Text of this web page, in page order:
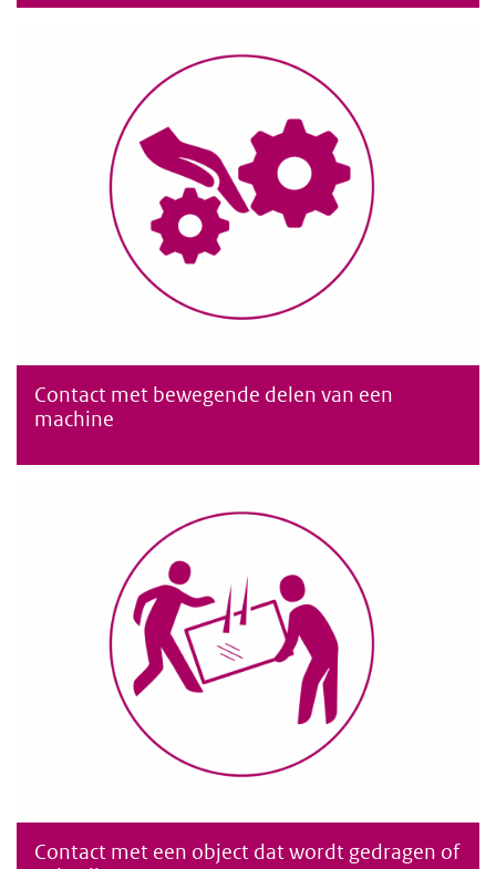
Contact met bewegende delen van een machine
Contact met bewegende delen van een
machine
Contact met een object dat wordt gedragen of gebruikt
Contact met een object dat wordt gedragen of